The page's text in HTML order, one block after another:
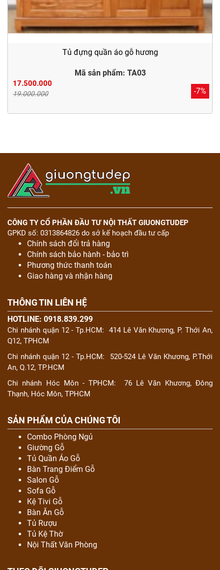
Tủ đựng quần áo gỗ hương
Mã sản phẩm: TA03
17.500.000
19.000.000 -7%
CÔNG TY CỔ PHẦN ĐẦU TƯ NỘI THẤT GIUONGTUDEP
GPKD số: 0313864826 do sở kế hoạch đầu tư cấp
Chính sách đổi trả hàng
Chính sách bảo hành - bảo trì
Phương thức thanh toán
Giao hàng và nhận hàng
THÔNG TIN LIÊN HỆ
HOTLINE: 0918.839.299
Chi nhánh quận 12 - Tp.HCM:
414 Lê Văn Khương, P. Thới An,
Q12, TPHCM
Chi nhánh quận 12 - Tp.HCM:
520-524 Lê Văn Khương, P.Thới
An, Q.12, TP.HCM
Chi nhánh Hóc Môn - TPHCM:
76 Lê Văn Khương, Đông
Thạnh, Hóc Môn, TPHCM
SẢN PHẨM CỦA CHÚNG TÔI
Combo Phòng Ngủ
Giường Gỗ
Tủ Quần Áo Gỗ
Bàn Trang Điểm Gỗ
Salon Gỗ
Sofa Gỗ
Kệ Tivi Gỗ
Bàn Ăn Gỗ
Tủ Rượu
Tủ Kệ Thờ
Nội Thất Văn Phòng